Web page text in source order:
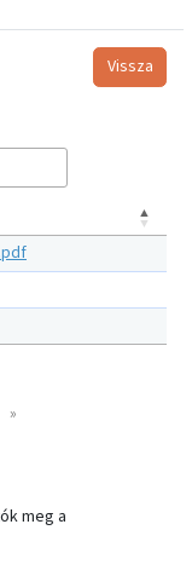
Vissza
»
meg a